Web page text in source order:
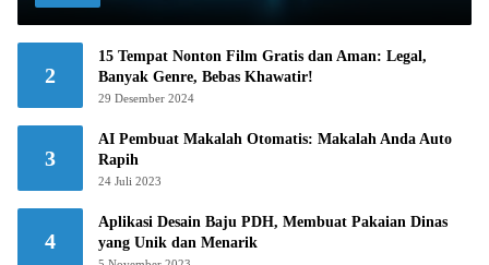
2
15 Tempat Nonton Film Gratis dan Aman: Legal,
Banyak Genre, Bebas Khawatir!
29 Desember 2024
3
AI Pembuat Makalah Otomatis: Makalah Anda Auto
Rapih
24 Juli 2023
4
Aplikasi Desain Baju PDH, Membuat Pakaian Dinas
yang Unik dan Menarik